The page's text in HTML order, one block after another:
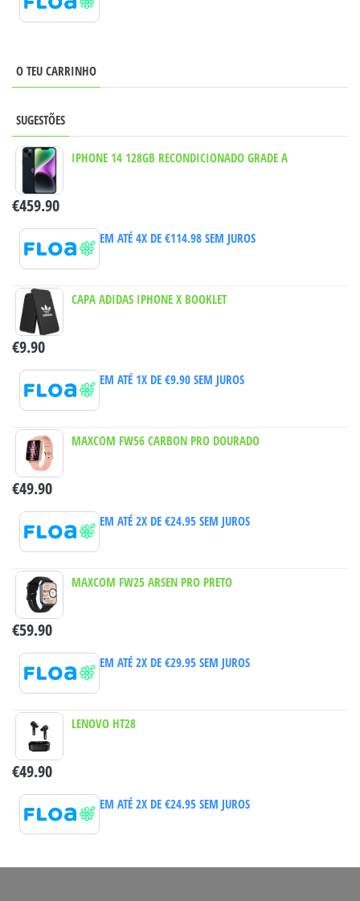
O TEU CARRINHO
SUGESTÕES
IPHONE 14 128GB RECONDICIONADO GRADE A
€459.90
EM ATÉ 4X DE €114.98SEM JUROS
CAPA ADIDAS IPHONE X BOOKLET
€9.90
EM ATÉ 1X DE €9.90SEM JUROS
MAXCOM FW56 CARBON PRO DOURADO
€49.90
EM ATÉ 2X DE €24.95SEM JUROS
MAXCOM FW25 ARSEN PRO PRETO
€59.90
EM ATÉ 2X DE €29.95SEM JUROS
LENOVO HT28
€49.90
EM ATÉ 2X DE €24.95SEM JUROS